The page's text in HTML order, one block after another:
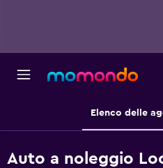
Elenco delle
Auto a noleggio